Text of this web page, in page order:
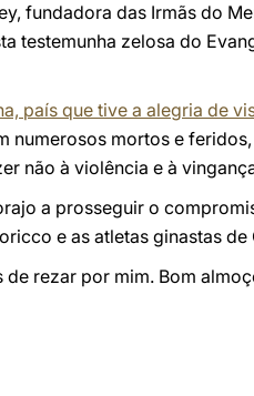
fundadora das Irmãs do
testemunha zelosa do
país que tive a alegria de
mortos e
não à violência e à
a prosseguir o
e as atletas ginastas
rezar por mim. Bom